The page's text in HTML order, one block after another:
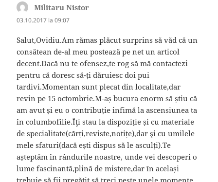
Militaru Nistor
03.10.2017 la 09:07
Salut,Ovidiu.Am rămas plăcut surprins să văd că un
consătean de-al meu postează pe net un articol
decent.Dacă nu te ofensez,te rog să mă contactezi
pentru că doresc să-ți dăruiesc doi pui
tardivi.Momentan sunt plecat din localitate,dar
revin pe 15 octombrie.M-aș bucura enorm să știu că
am avut și eu o contribuție infimă la ascensiunea ta
în columbofilie.Îţi stau la dispoziție și cu materiale
de specialitate(cărți,reviste,notițe),dar şi cu umilele
mele sfaturi(dacă ești dispus să le asculți).Te
așteptăm în rândurile noastre, unde vei descoperi o
lume fascinantă,plină de mistere,dar în același
trebuie să fii pregătit să treci peste unele momente